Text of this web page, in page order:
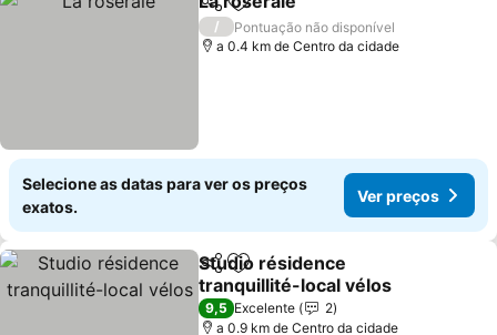
PartilharAdicionar aos favoritos
/
Pontuação não disponível
a 0.4 km de Centro da cidade
Selecione as datas para ver os preços
exatos.
Ver preços
PartilharAdicionar aos favoritos
Studio résidence
tranquillité-local vélos
Ver preços
9,5 Excelente
2
a 0.9 km de Centro da cidade